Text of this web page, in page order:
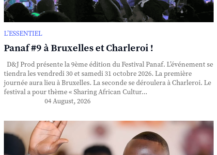
L’ESSENTIEL
Panaf #9 à Bruxelles et Charleroi !
D&J Prod présente la 9ème édition du Festival Panaf. L’événement se
tiendra les vendredi 30 et samedi 31 octobre 2026. La première
journée aura lieu à Bruxelles. La seconde se déroulera à Charleroi. Le
festival a pour thème « Sharing African Cultur...
04 August, 2026